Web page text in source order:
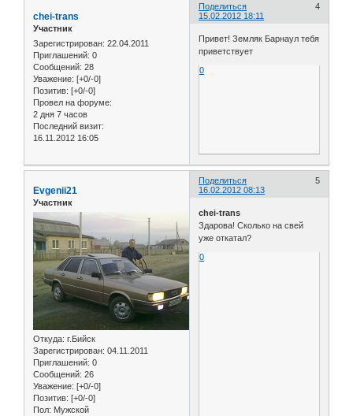
Поделиться
4
15.02.2012 18:11
chei-trans
Участник
Зарегистрирован: 22.04.2011
Приглашений: 0
Сообщений: 28
Уважение: [+0/-0]
Позитив: [+0/-0]
Провел на форуме:
2 дня 7 часов
Последний визит:
16.11.2012 16:05
Привет! Земляк Барнаул тебя
приветствует
0
Поделиться
5
16.02.2012 08:13
Evgenii21
Участник
Откуда: г.Бийск
Зарегистрирован: 04.11.2011
Приглашений: 0
Сообщений: 26
Уважение: [+0/-0]
Позитив: [+0/-0]
Пол: Мужской
chei-trans
Здарова! Сколько на свей
уже откатал?
0